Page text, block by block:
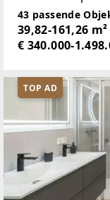
ein
das modernen
Architektur und
43 passende
39,82-161,26 m²
€ 340.000-
TOP AD